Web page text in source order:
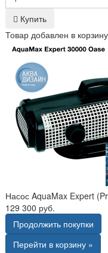
Купить
Товар добавлен в корзину
Насос AquaMax Expert
129 300 руб.
Продолжить покупки
Перейти в корзину »